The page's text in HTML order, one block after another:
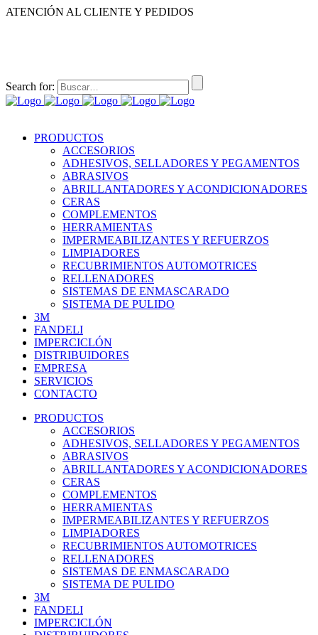
ATENCIÓN AL CLIENTE Y PEDIDOS
Search for:
PRODUCTOS
ACCESORIOS
ADHESIVOS, SELLADORES Y PEGAMENTOS
ABRASIVOS
ABRILLANTADORES Y ACONDICIONADORES
CERAS
COMPLEMENTOS
HERRAMIENTAS
IMPERMEABILIZANTES Y REFUERZOS
LIMPIADORES
RECUBRIMIENTOS AUTOMOTRICES
RELLENADORES
SISTEMAS DE ENMASCARADO
SISTEMA DE PULIDO
3M
FANDELI
IMPERCICLÓN
DISTRIBUIDORES
EMPRESA
SERVICIOS
CONTACTO
PRODUCTOS
ACCESORIOS
ADHESIVOS, SELLADORES Y PEGAMENTOS
ABRASIVOS
ABRILLANTADORES Y ACONDICIONADORES
CERAS
COMPLEMENTOS
HERRAMIENTAS
IMPERMEABILIZANTES Y REFUERZOS
LIMPIADORES
RECUBRIMIENTOS AUTOMOTRICES
RELLENADORES
SISTEMAS DE ENMASCARADO
SISTEMA DE PULIDO
3M
FANDELI
IMPERCICLÓN